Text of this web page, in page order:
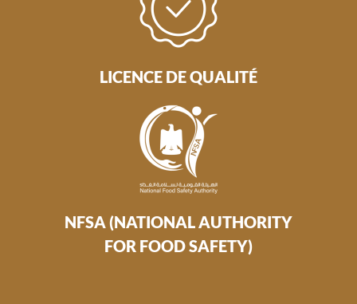
LICENCE DE QUALITÉ
NFSA (NATIONAL AUTHORITY
FOR FOOD SAFETY)